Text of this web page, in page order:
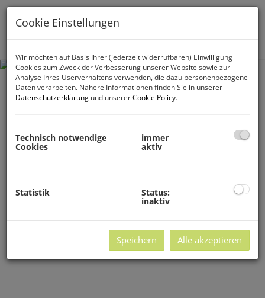
Cookie Einstellungen
Wir möchten auf Basis Ihrer (jederzeit widerrufbaren) Einwilligung
Cookies zum Zweck der Verbesserung unserer Website sowie zur
Analyse Ihres Userverhaltens verwenden, die dazu personenbezogene
Daten verarbeiten. Nähere Informationen finden Sie in unserer
Datenschutzerklärung und unsererCookie Policy.
Technisch notwendige
Cookies
immer
aktiv
Statistik Status:
inaktiv
Speichern Alle akzeptieren